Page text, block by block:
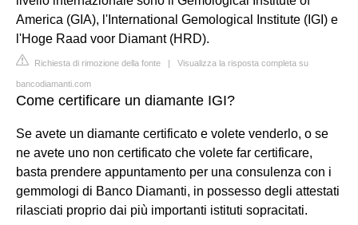
America (GIA), l'International Gemological Institute (IGI) e
l'Hoge Raad voor Diamant (HRD).
Richiesta di rimozione della fonte | Visualizza la risposta completa su
bancodiamanti.com
Come certificare un diamante IGI?
Se avete un diamante certificato e volete venderlo, o se
ne avete uno non certificato che volete far certificare,
basta prendere appuntamento per una consulenza con i
gemmologi di Banco Diamanti, in possesso degli attestati
rilasciati proprio dai più importanti istituti sopracitati.